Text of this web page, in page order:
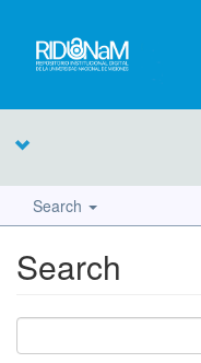
Search
Search